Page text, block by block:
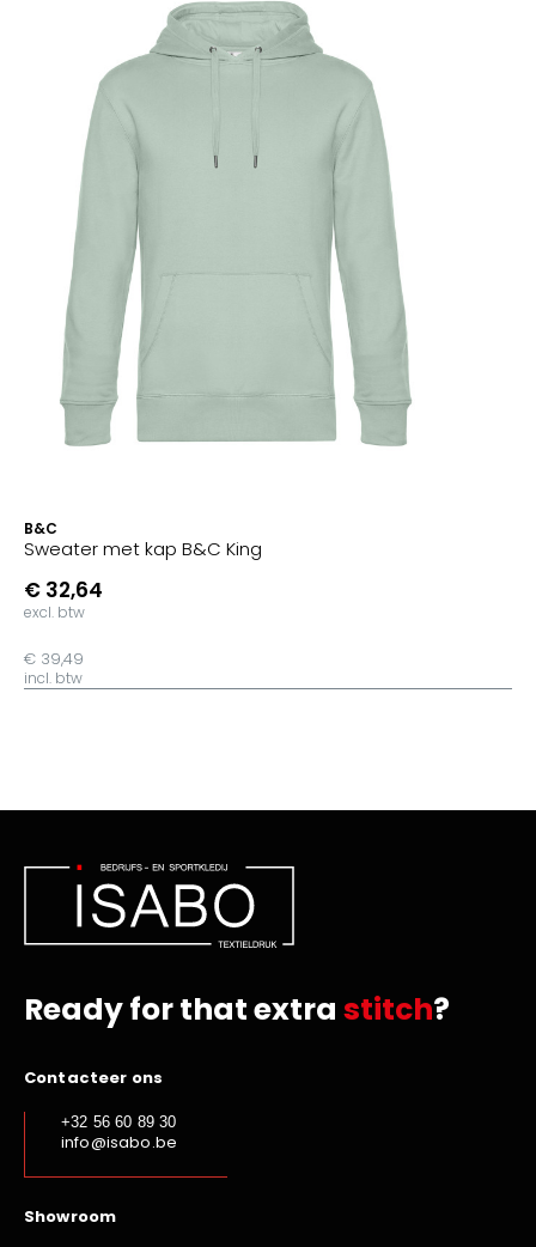
B&C
Sweater met kap B&C King
€ 32,64
excl. btw
€ 39,49
incl. btw
Ready for that extra stitch?
Contacteer ons
+32 56 60 89 30
info@isabo.be
Showroom